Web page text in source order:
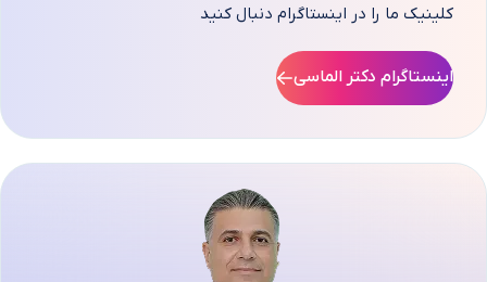
کلینیک ما را در اینستاگرام دنبال کنید
اینستاگرام دکتر الماسی